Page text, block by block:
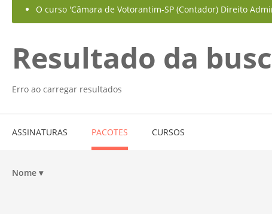
O curso 'Câmara de Votorantim-SP (Contador) Direito
Resultado da
Erro ao carregar resultados
ASSINATURAS PACOTES CURSOS
Nome ▾